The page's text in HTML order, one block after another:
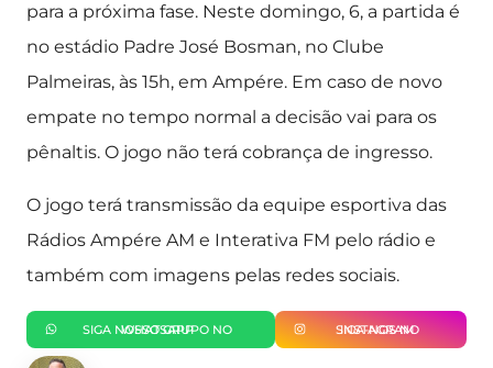
para a próxima fase. Neste domingo, 6, a partida é
no estádio Padre José Bosman, no Clube
Palmeiras, às 15h, em Ampére. Em caso de novo
empate no tempo normal a decisão vai para os
pênaltis. O jogo não terá cobrança de ingresso.
O jogo terá transmissão da equipe esportiva das
Rádios Ampére AM e Interativa FM pelo rádio e
também com imagens pelas redes sociais.
SIGA NOSSO GRUPO NO WHATSAPP SIGA-NOS NO INSTAGRAM